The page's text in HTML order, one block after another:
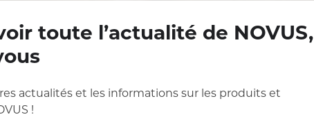
toute l’actualité de NOVUS,
actualités et les informations sur les produits et
!